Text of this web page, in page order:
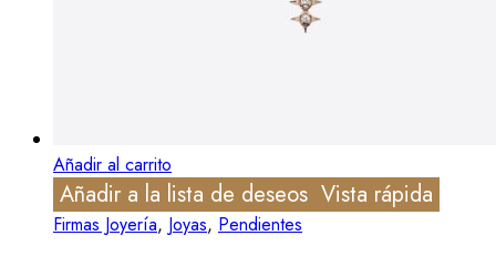
Añadir al carrito
Añadir a la lista de deseos Vista rápida
Firmas Joyería, Joyas, Pendientes